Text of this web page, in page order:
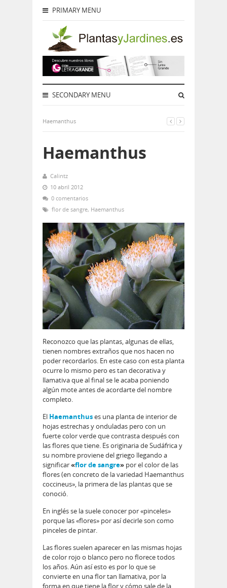
PRIMARY MENU
SECONDARY MENU
Haemanthus
Haemanthus
Calintz
10 abril 2012
0 comentarios
flor de sangre, Haemanthus
Reconozco que las plantas, algunas de ellas,
tienen nombres extraños que nos hacen no
poder recordarlos. En este caso con esta planta
ocurre lo mismo pero es tan decorativa y
llamativa que al final se le acaba poniendo
algún mote antes de acordarte del nombre
completo.
El Haemanthuses una planta de interior de
hojas estrechas y onduladas pero con un
fuerte color verde que contrasta después con
las flores que tiene. Es originaria de Sudáfrica y
su nombre proviene del griego llegando a
significar«flor de sangre» por el color de las
flores (en concreto de la variedad Haemanthus
coccineus», la primera de las plantas que se
conoció.
En inglés se la suele conocer por «pinceles»
porque las «flores» por así decirle son como
pinceles de pintar.
Las flores suelen aparecer en las mismas hojas
de color rojo o blanco pero no florece todos
los años. Aún así esto es por lo que se
convierte en una flor tan llamativa, por la
forma en que tiene la flor y cómo sale de la